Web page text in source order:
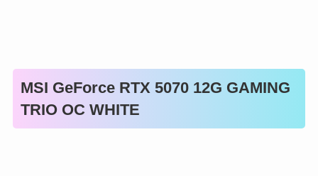
MSI GeForce RTX 5070 12G GAMING
TRIO OC WHITE